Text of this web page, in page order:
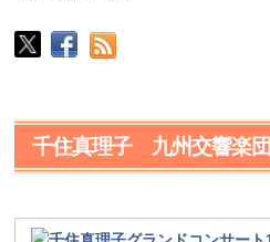
千住真理子 九州交響楽団